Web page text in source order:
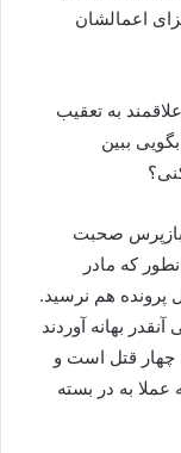
اعمالشان
به تعقیب
ببین
صحبت
که مادر
هم نرسید.
بهانه آوردند
چهار قتل است و
به در بسته